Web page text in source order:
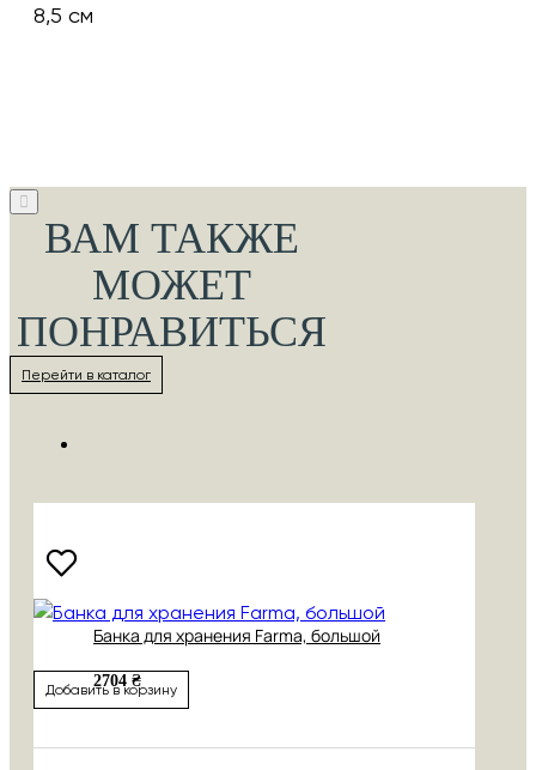
8,5 см
ВАМ ТАКЖЕ
МОЖЕТ
ПОНРАВИТЬСЯ
Перейти в каталог
Банка для хранения Farma, большой
2704 ₴
Добавить в корзину